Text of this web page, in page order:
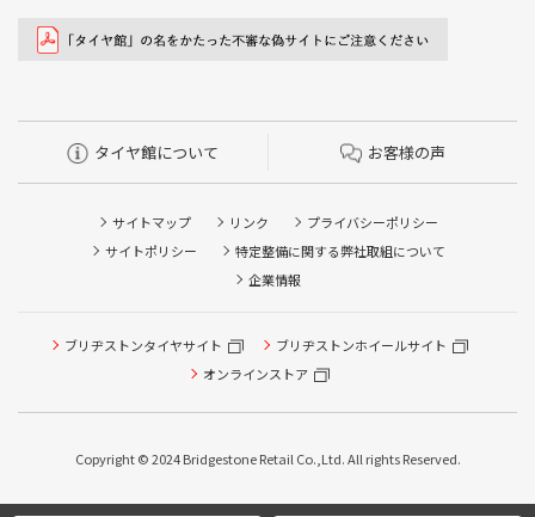
タイヤ点検・安全点検/タイヤ履き替え/オイル交換/その他
タイヤ館について お客様の声
サイトマップ リンク
プライバシーポリシー
サイトポリシー
特定整備に関する弊社取組について
企業情報
ブリヂストンタイヤサイト
ブリヂストンホイールサイト
オンラインストア
Copyright © 2024 Bridgestone Retail Co.,Ltd. All rights Reserved.
タイヤ点検・安全点検/タイヤ履き替え/オイル交換/その他